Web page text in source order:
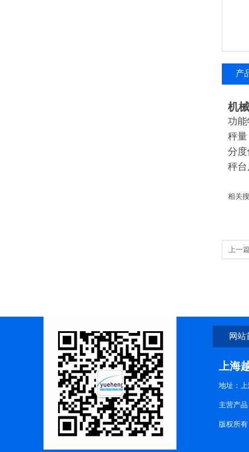
产
机
功
秤量
分度
秤台
相关
上一
网站
上海
地址：
主营产
版权所